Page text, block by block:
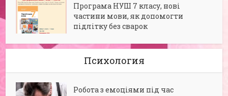
Програма НУШ 7 класу, нові
частини мови, як допомогти
підлітку без сварок
Психология
Робота з емоціями під час